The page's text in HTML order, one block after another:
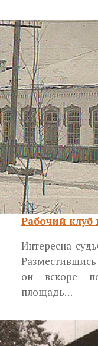
Рабочий
Интересна
он вскоре
площадь…